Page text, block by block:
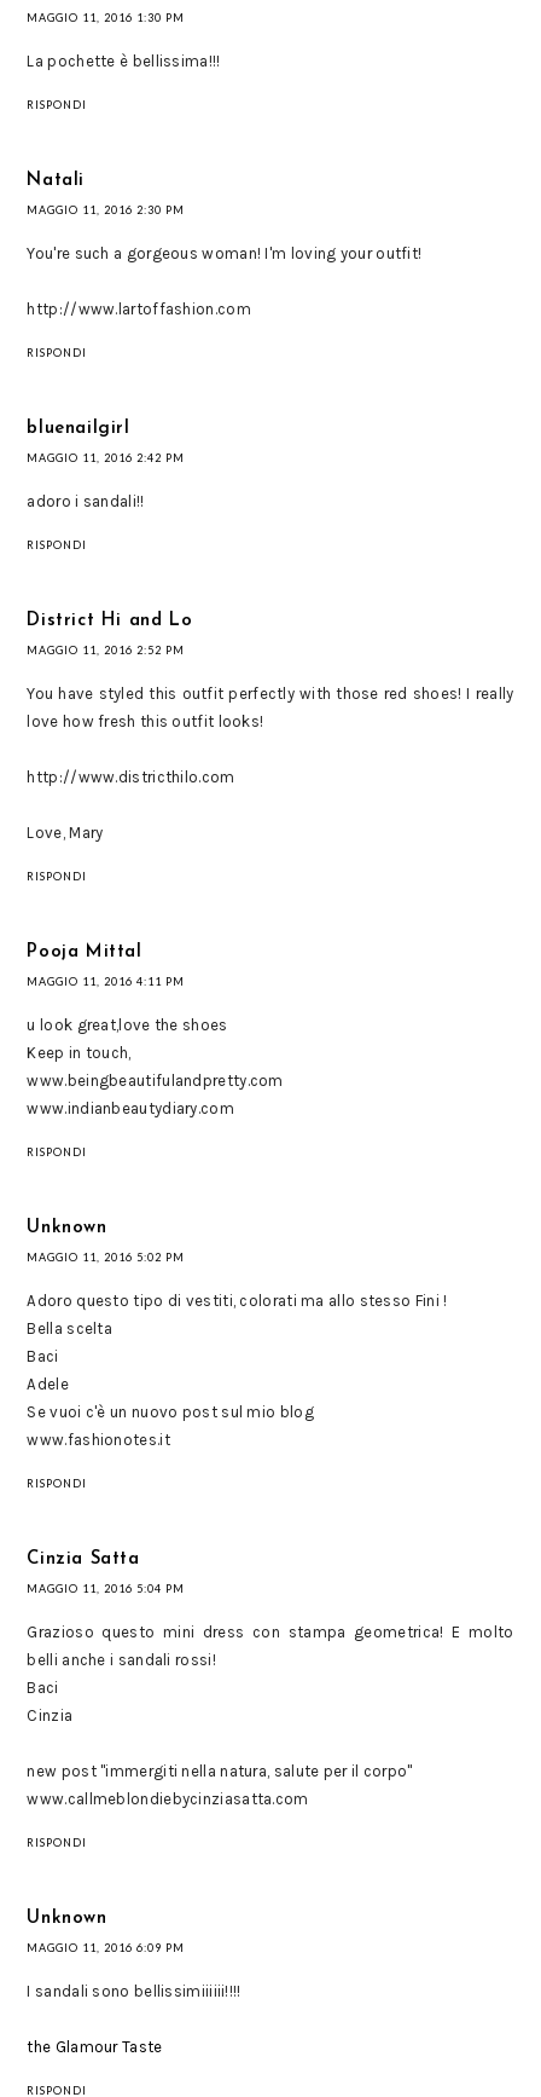
MAGGIO 11, 2016 1:30 PM
La pochette è bellissima!!!
RISPONDI
Natali
MAGGIO 11, 2016 2:30 PM
You're such a gorgeous woman! I'm loving your outfit!
http://www.lartoffashion.com
RISPONDI
bluenailgirl
MAGGIO 11, 2016 2:42 PM
adoro i sandali!!
RISPONDI
District Hi and Lo
MAGGIO 11, 2016 2:52 PM
You have styled this outfit perfectly with those red shoes! I really
love how fresh this outfit looks!
http://www.districthilo.com
Love, Mary
RISPONDI
Pooja Mittal
MAGGIO 11, 2016 4:11 PM
u look great,love the shoes
Keep in touch,
www.beingbeautifulandpretty.com
www.indianbeautydiary.com
RISPONDI
Unknown
MAGGIO 11, 2016 5:02 PM
Adoro questo tipo di vestiti, colorati ma allo stesso Fini !
Bella scelta
Baci
Adele
Se vuoi c'è un nuovo post sul mio blog
www.fashionotes.it
RISPONDI
Cinzia Satta
MAGGIO 11, 2016 5:04 PM
Grazioso questo mini dress con stampa geometrica! E molto
belli anche i sandali rossi!
Baci
Cinzia
new post "immergiti nella natura, salute per il corpo"
www.callmeblondiebycinziasatta.com
RISPONDI
Unknown
MAGGIO 11, 2016 6:09 PM
I sandali sono bellissimiiiiii!!!!
the Glamour Taste
RISPONDI